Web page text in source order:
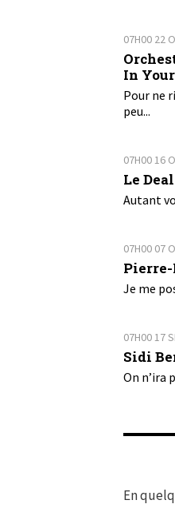
07H00 22
In
Pour ne
peu...
07H00 16
Le
Autant
07H00 07
Je me
07H00 17
Sidi
On n’ira
En